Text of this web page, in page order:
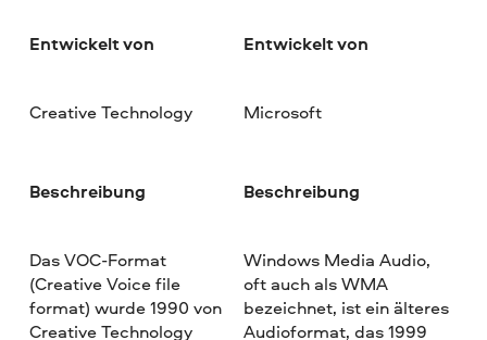
Entwickelt von
Creative Technology
Beschreibung
Das VOC-Format
(Creative Voice file
format) wurde 1990 von
Creative Technology
Entwickelt von
Microsoft
Beschreibung
Windows Media Audio,
oft auch als WMA
bezeichnet, ist ein älteres
Audioformat, das 1999